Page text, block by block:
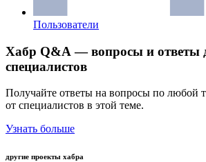
Пользователи
Хабр Q&A — вопросы и ответы
специалистов
Получайте ответы на вопросы по любой
от специалистов в этой теме.
Узнать больше
другие проекты хабра